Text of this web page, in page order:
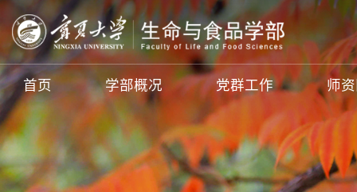
首页 学部概况 党群工作 师